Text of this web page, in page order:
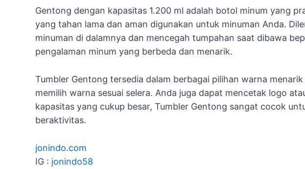
Gentong dengan kapasitas 1.200 ml adalah botol minum yang
yang tahan lama dan aman digunakan untuk minuman Anda.
minuman di dalamnya dan mencegah tumpahan saat dibawa
pengalaman minum yang berbeda dan menarik.
Tumbler Gentong tersedia dalam berbagai pilihan warna
memilih warna sesuai selera. Anda juga dapat mencetak logo
kapasitas yang cukup besar, Tumbler Gentong sangat cocok
beraktivitas.
jonindo.com
IG : jonindo58